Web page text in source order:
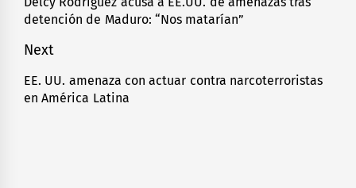
entradas
post:
detención de Maduro: “Nos matarían”
Next
Next
post:
EE. UU. amenaza con actuar contra narcoterroristas
en América Latina